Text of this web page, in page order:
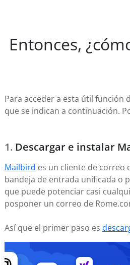
Entonces,
Para acceder a esta útil función
que se indican a continuación.
Descargar e instalar
Mailbird es un cliente de correo
bandeja de entrada unificada o
que puede potenciar casi
posponer un correo de
Así que el primer paso es